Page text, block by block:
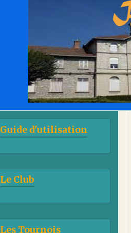
Guide d'utilisation
Le Club
Les Tournois